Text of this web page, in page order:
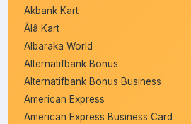
Akbank Kart
Âlâ Kart
Albaraka World
Alternatifbank Bonus
Alternatifbank Bonus Business
American Express
American Express Business Card